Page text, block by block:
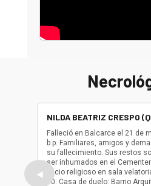
◀
NILDA BEATRIZ CRESPO
Falleció en Balcarce el 21 de
b.p. Familiares, amigos y
su fallecimiento. Sus restos
ser inhumados en el
oficio religioso en sala
10. Casa de duelo: Barrio